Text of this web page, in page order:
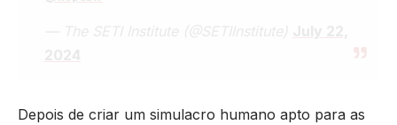
Depois de criar um simulacro humano apto para as